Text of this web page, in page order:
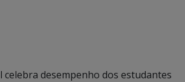
celebra desempenho dos estudantes